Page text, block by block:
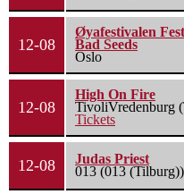
12-08
Øyafestivalen
Bad Seeds
Oslo
12-08
High On Fire
TivoliVredenburg
Tickets
12-08
Judas Priest
013 (013 (Tilburg))